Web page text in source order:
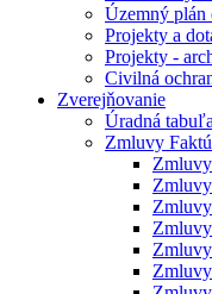
Územný plán
Projekty a
Projekty -
Civilná
Zverejňovanie
Úradná tabuľa
Zmluvy